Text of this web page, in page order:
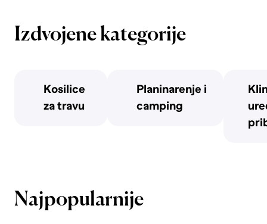
Izdvojene kategorije
Kosilice
za travu
Planinarenje i
camping
Najpopularnije